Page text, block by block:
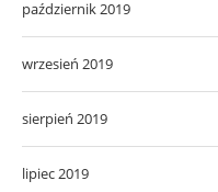
październik 2019
wrzesień 2019
sierpień 2019
lipiec 2019